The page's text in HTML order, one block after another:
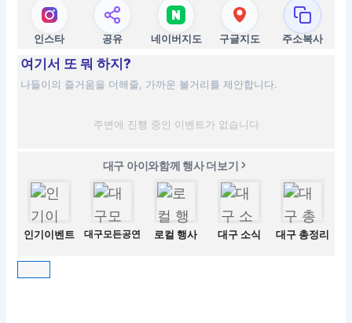
인스타 공유 네이버지도 구글지도 주소복사
여기서 또 뭐 하지?
나들이의 즐거움을 더해줄, 가까운 볼거리를 제안합니다.
주변에 진행 중인 이벤트가 없습니다
대구 아이와함께 행사 더보기
인기이벤트 대구모든공연 로컬 행사 대구 소식 대구 총정리